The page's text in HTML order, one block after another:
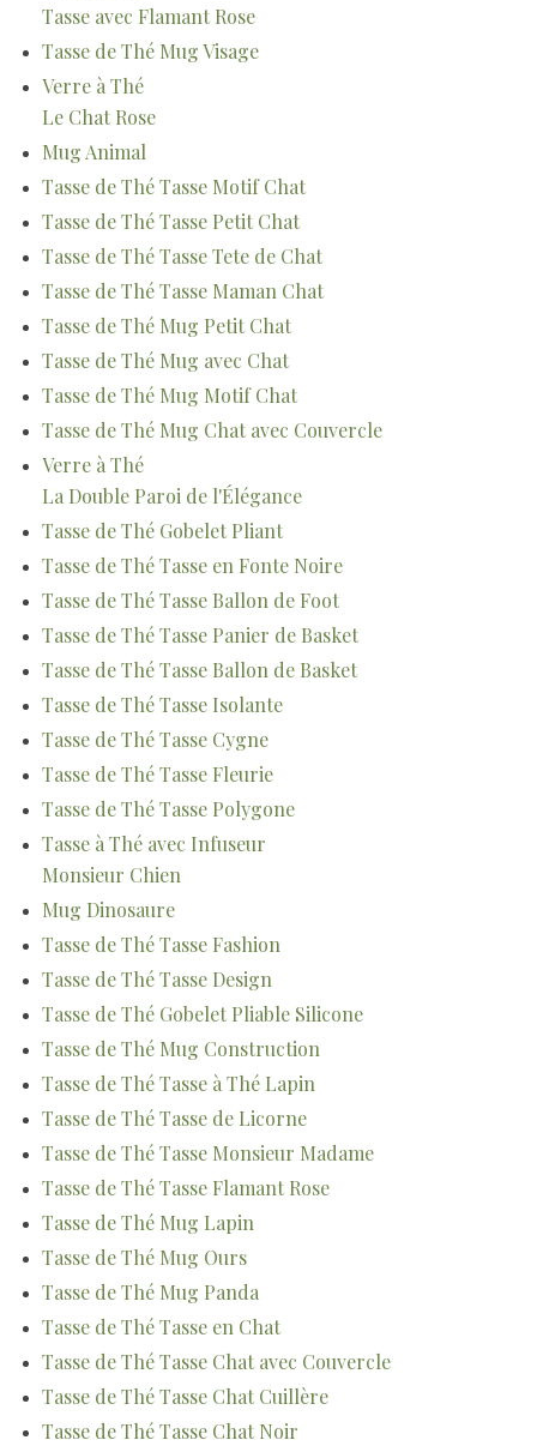
Tasse avec Flamant Rose
Tasse de Thé Mug Visage
Verre à Thé
Le Chat Rose
Mug Animal
Tasse de Thé Tasse Motif Chat
Tasse de Thé Tasse Petit Chat
Tasse de Thé Tasse Tete de Chat
Tasse de Thé Tasse Maman Chat
Tasse de Thé Mug Petit Chat
Tasse de Thé Mug avec Chat
Tasse de Thé Mug Motif Chat
Tasse de Thé Mug Chat avec Couvercle
Verre à Thé
La Double Paroi de l'Élégance
Tasse de Thé Gobelet Pliant
Tasse de Thé Tasse en Fonte Noire
Tasse de Thé Tasse Ballon de Foot
Tasse de Thé Tasse Panier de Basket
Tasse de Thé Tasse Ballon de Basket
Tasse de Thé Tasse Isolante
Tasse de Thé Tasse Cygne
Tasse de Thé Tasse Fleurie
Tasse de Thé Tasse Polygone
Tasse à Thé avec Infuseur
Monsieur Chien
Mug Dinosaure
Tasse de Thé Tasse Fashion
Tasse de Thé Tasse Design
Tasse de Thé Gobelet Pliable Silicone
Tasse de Thé Mug Construction
Tasse de Thé Tasse à Thé Lapin
Tasse de Thé Tasse de Licorne
Tasse de Thé Tasse Monsieur Madame
Tasse de Thé Tasse Flamant Rose
Tasse de Thé Mug Lapin
Tasse de Thé Mug Ours
Tasse de Thé Mug Panda
Tasse de Thé Tasse en Chat
Tasse de Thé Tasse Chat avec Couvercle
Tasse de Thé Tasse Chat Cuillère
Tasse de Thé Tasse Chat Noir